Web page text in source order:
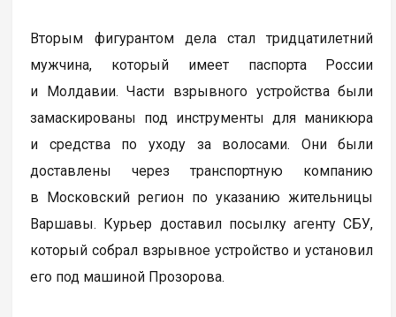
Вторым фигурантом дела стал тридцатилетний
мужчина, который имеет паспорта России
и Молдавии. Части взрывного устройства были
замаскированы под инструменты для маникюра
и средства по уходу за волосами. Они были
доставлены через транспортную компанию
в Московский регион по указанию жительницы
Варшавы. Курьер доставил посылку агенту СБУ,
который собрал взрывное устройство и установил
его под машиной Прозорова.